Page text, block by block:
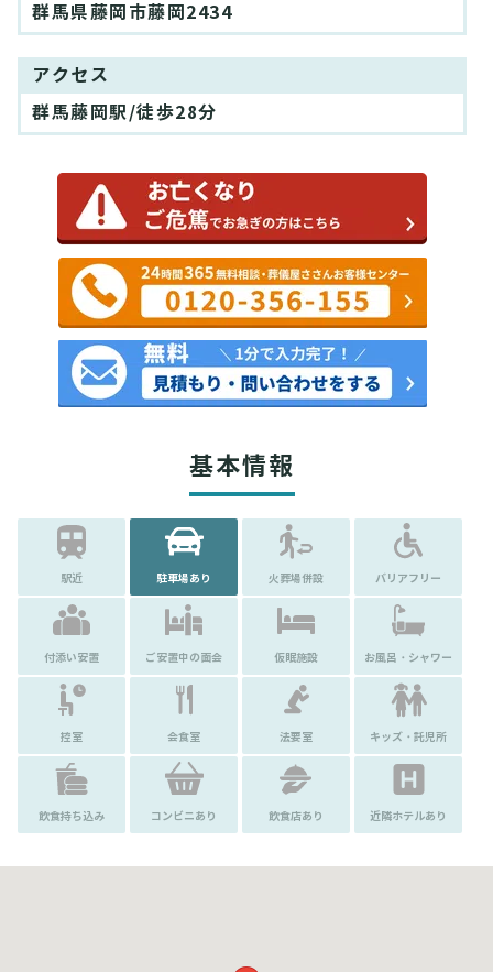
群馬県藤岡市藤岡2434
アクセス
群馬藤岡駅/徒歩28分
基本情報
駅近 駐車場あり 火葬場併設 バリアフリー
付添い安置 ご安置中の面会 仮眠施設 お風呂・シャワー
控室 会食室 法要室 キッズ・託児所
飲食持ち込み コンビニあり 飲食店あり 近隣ホテルあり